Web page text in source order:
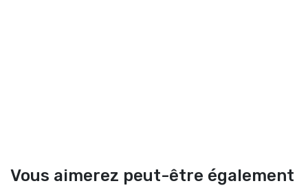
Vous aimerez peut-être également